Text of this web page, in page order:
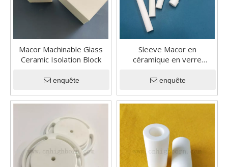
Macor Machinable Glass
Ceramic Isolation Block
enquête
Sleeve Macor en
céramique en verre
transformation facile avec
enquête